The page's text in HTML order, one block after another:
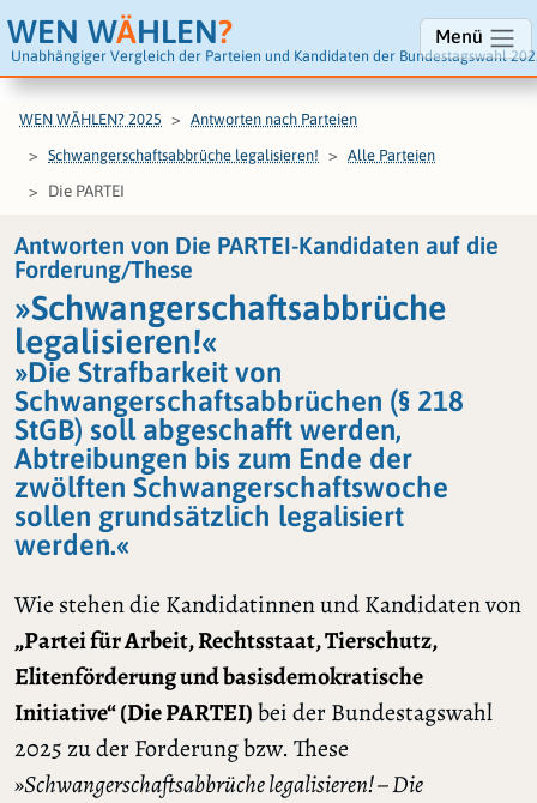
WEN WÄHLEN?
Unabhängiger Vergleich der Parteien und Kandidaten der Bundestagswahl
Menü
WEN WÄHLEN? 2025 Antworten nach Parteien
Schwangerschaftsabbrüche legalisieren! Alle Parteien
Die PARTEI
Antworten von Die PARTEI-Kandidaten auf die
Forderung/These
»Schwangerschaftsabbrüche
legalisieren!«
»Die Strafbarkeit von
Schwangerschaftsabbrüchen (§ 218
StGB) soll abgeschafft werden,
Abtreibungen bis zum Ende der
zwölften Schwangerschaftswoche
sollen grundsätzlich legalisiert
werden.«
Wie stehen die Kandidatinnen und Kandidaten von
„Partei für Arbeit, Rechtsstaat, Tierschutz,
Elitenförderung und basisdemokratische
Initiative“ (Die PARTEI)bei der Bundestagswahl
2025 zu der Forderung bzw. These
»Schwangerschaftsabbrüche legalisieren! – Die